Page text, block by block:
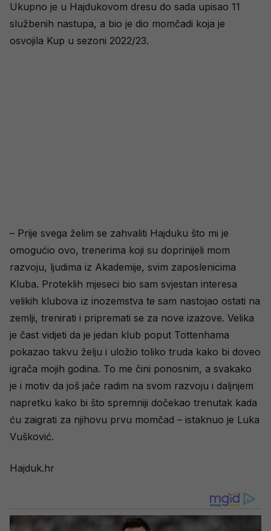
Ukupno je u Hajdukovom dresu do sada upisao 11
službenih nastupa, a bio je dio momčadi koja je
osvojila Kup u sezoni 2022/23.
– Prije svega želim se zahvaliti Hajduku što mi je
omogućio ovo, trenerima koji su doprinijeli mom
razvoju, ljudima iz Akademije, svim zaposlenicima
Kluba. Proteklih mjeseci bio sam svjestan interesa
velikih klubova iz inozemstva te sam nastojao ostati na
zemlji, trenirati i pripremati se za nove izazove. Velika
je čast vidjeti da je jedan klub poput Tottenhama
pokazao takvu želju i uložio toliko truda kako bi doveo
igrača mojih godina. To me čini ponosnim, a svakako
je i motiv da još jače radim na svom razvoju i daljnjem
napretku kako bi što spremniji dočekao trenutak kada
ću zaigrati za njihovu prvu momčad – istaknuo je Luka
Vušković.
Hajduk.hr